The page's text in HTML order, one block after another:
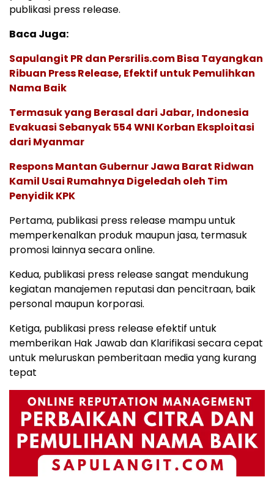
publikasi press release.
Baca Juga:
Sapulangit PR dan Persrilis.com Bisa Tayangkan
Ribuan Press Release, Efektif untuk Pemulihkan
Nama Baik
Termasuk yang Berasal dari Jabar, Indonesia
Evakuasi Sebanyak 554 WNI Korban Eksploitasi
dari Myanmar
Respons Mantan Gubernur Jawa Barat Ridwan
Kamil Usai Rumahnya Digeledah oleh Tim
Penyidik KPK
Pertama, publikasi press release mampu untuk
memperkenalkan produk maupun jasa, termasuk
promosi lainnya secara online.
Kedua, publikasi press release sangat mendukung
kegiatan manajemen reputasi dan pencitraan, baik
personal maupun korporasi.
Ketiga, publikasi press release efektif untuk
memberikan Hak Jawab dan Klarifikasi secara cepat
untuk meluruskan pemberitaan media yang kurang
tepat